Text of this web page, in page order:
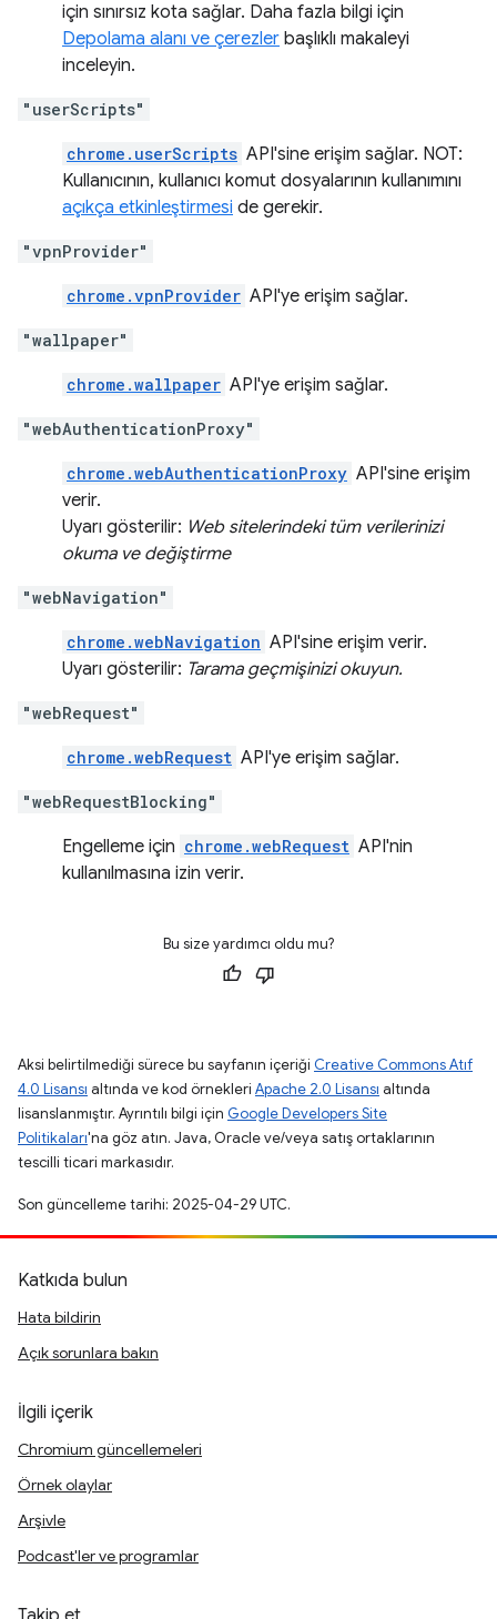
için sınırsız kota sağlar. Daha fazla bilgi için
Depolama alanı ve çerezler başlıklı makaleyi
inceleyin.
"userScripts"
chrome.userScripts API'sine erişim sağlar. NOT:
Kullanıcının, kullanıcı komut dosyalarının kullanımını
açıkça etkinleştirmesi de gerekir.
"vpnProvider"
chrome.vpnProvider API'ye erişim sağlar.
"wallpaper"
chrome.wallpaper API'ye erişim sağlar.
"webAuthenticationProxy"
chrome.webAuthenticationProxy API'sine erişim
verir.
Uyarı gösterilir: Web sitelerindeki tüm verilerinizi
okuma ve değiştirme
"webNavigation"
chrome.webNavigation API'sine erişim verir.
Uyarı gösterilir: Tarama geçmişinizi okuyun.
"webRequest"
chrome.webRequest API'ye erişim sağlar.
"webRequestBlocking"
Engelleme için chrome.webRequest API'nin
kullanılmasına izin verir.
Bu size yardımcı oldu mu?
Aksi belirtilmediği sürece bu sayfanın içeriği Creative Commons Atıf
4.0 Lisansı altında ve kod örnekleri Apache 2.0 Lisansı altında
lisanslanmıştır. Ayrıntılı bilgi için Google Developers Site
Politikaları'na göz atın. Java, Oracle ve/veya satış ortaklarının
tescilli ticari markasıdır.
Son güncelleme tarihi: 2025-04-29 UTC.
Katkıda bulun
Hata bildirin
Açık sorunlara bakın
İlgili içerik
Chromium güncellemeleri
Örnek olaylar
Arşivle
Podcast'ler ve programlar